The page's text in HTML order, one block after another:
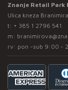
Znanje Retail Park
Ulica kneza
t: + 385 1 2796 541
m:
rv: pon -sub 9:00 -